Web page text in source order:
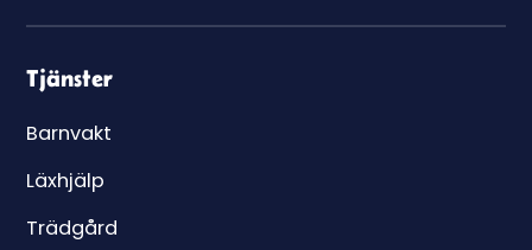
Tjänster
Barnvakt
Läxhjälp
Trädgård